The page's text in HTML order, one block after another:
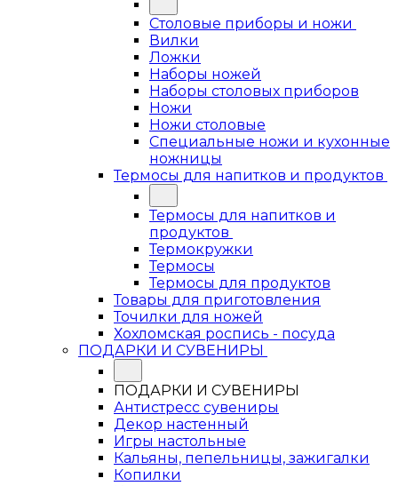
Столовые приборы и ножи
Вилки
Ложки
Наборы ножей
Наборы столовых приборов
Ножи
Ножи столовые
Специальные ножи и кухонные
ножницы
Термосы для напитков и продуктов
Термосы для напитков и
продуктов
Термокружки
Термосы
Термосы для продуктов
Товары для приготовления
Точилки для ножей
Хохломская роспись - посуда
ПОДАРКИ И СУВЕНИРЫ
ПОДАРКИ И СУВЕНИРЫ
Антистресс сувениры
Декор настенный
Игры настольные
Кальяны, пепельницы, зажигалки
Копилки